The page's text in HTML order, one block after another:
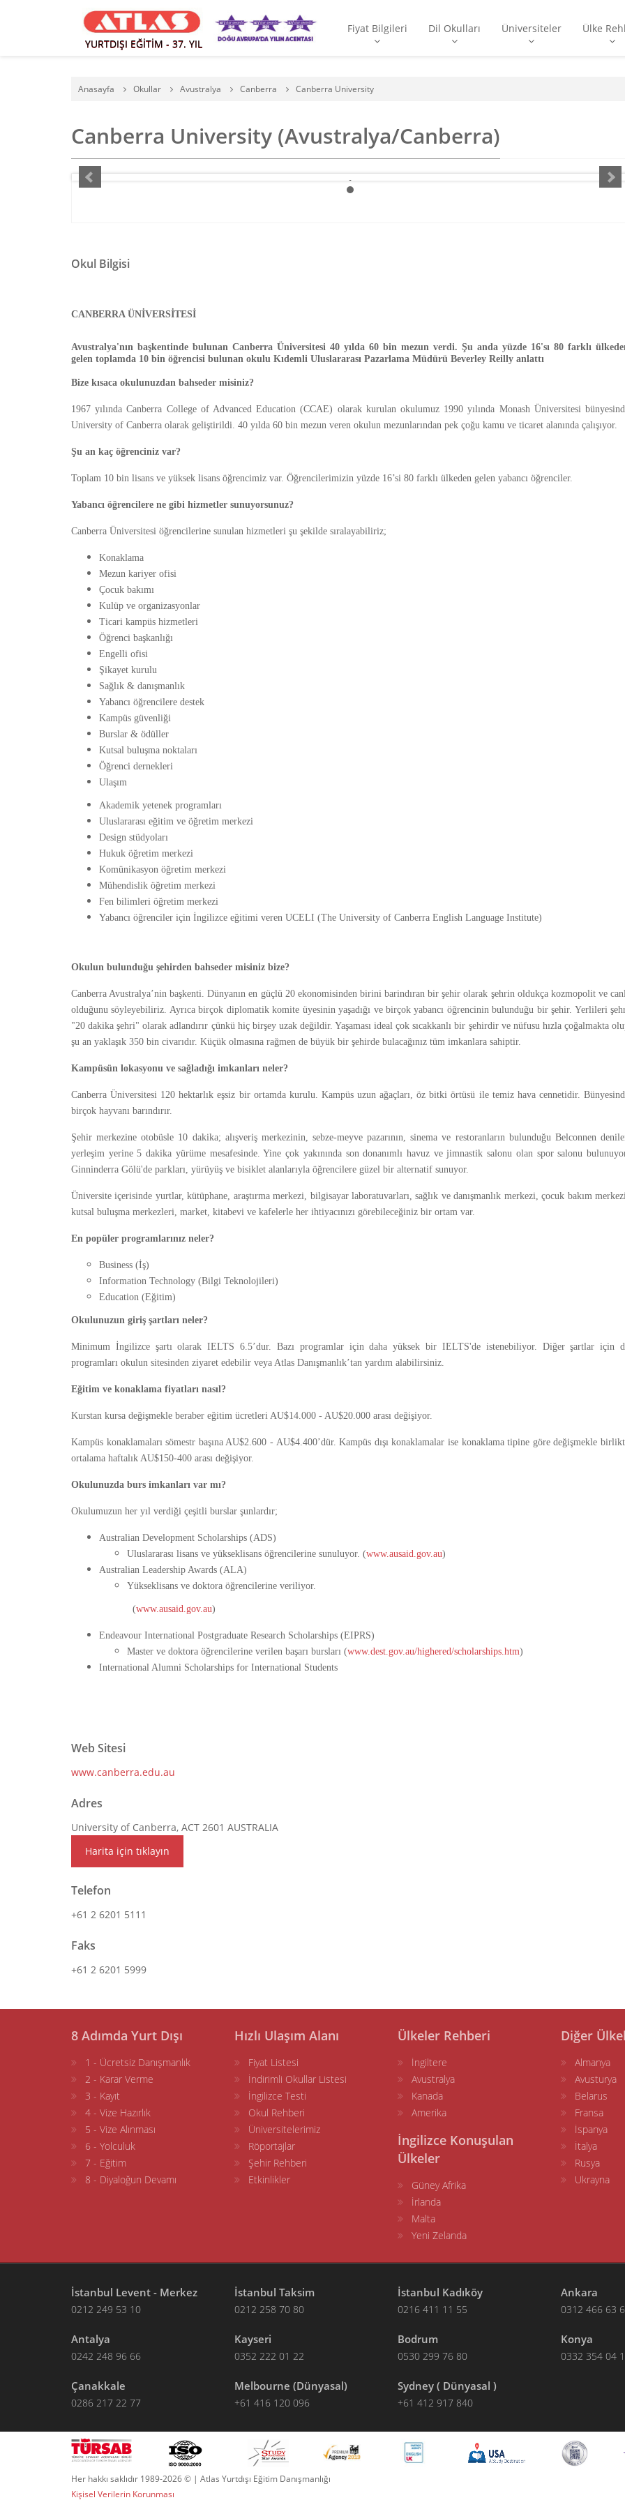
YURTDIŞI EĞİTİM - 37. YIL
Fiyat Bilgileri Dil Okulları Üniversiteler Ülke
Anasayfa Okullar Avustralya Canberra Canberra University
Canberra University (Avustralya/Canberra)
Okul Bilgisi
CANBERRA ÜNİVERSİTESİ
Avustralya'nın başkentinde bulunan Canberra Üniversitesi 40 yılda 60 bin mezun verdi. Şu anda yüzde 16'sı 80 farklı
gelen toplamda 10 bin öğrencisi bulunan okulu Kıdemli Uluslararası Pazarlama Müdürü Beverley Reilly anlattı
Bize kısaca okulunuzdan bahseder misiniz?
1967 yılında Canberra College of Advanced Education (CCAE) olarak kurulan okulumuz 1990 yılında Monash Üniversitesi
University of Canberra olarak geliştirildi. 40 yılda 60 bin mezun veren okulun mezunlarından pek çoğu kamu ve ticaret alanında çalışıyor.
Şu an kaç öğrenciniz var?
Toplam 10 bin lisans ve yüksek lisans öğrencimiz var. Öğrencilerimizin yüzde 16’si 80 farklı ülkeden gelen yabancı öğrenciler.
Yabancı öğrencilere ne gibi hizmetler sunuyorsunuz?
Canberra Üniversitesi öğrencilerine sunulan hizmetleri şu şekilde sıralayabiliriz;
Konaklama
Mezun kariyer ofisi
Çocuk bakımı
Kulüp ve organizasyonlar
Ticari kampüs hizmetleri
Öğrenci başkanlığı
Engelli ofisi
Şikayet kurulu
Sağlık & danışmanlık
Yabancı öğrencilere destek
Kampüs güvenliği
Burslar & ödüller
Kutsal buluşma noktaları
Öğrenci dernekleri
Ulaşım
Akademik yetenek programları
Uluslararası eğitim ve öğretim merkezi
Design stüdyoları
Hukuk öğretim merkezi
Komünikasyon öğretim merkezi
Mühendislik öğretim merkezi
Fen bilimleri öğretim merkezi
Yabancı öğrenciler için İngilizce eğitimi veren UCELI (The University of Canberra English Language Institute)
Okulun bulunduğu şehirden bahseder misiniz bize?
Canberra Avustralya’nin başkenti. Dünyanın en güçlü 20 ekonomisinden birini barindıran bir şehir olarak şehrin oldukça kozmopolit ve
olduğunu söyleyebiliriz. Ayrıca birçok diplomatik komite üyesinin yaşadığı ve birçok yabancı öğrencinin bulunduğu bir şehir. Yerlileri
"20 dakika şehri" olarak adlandırır çünkü hiç birşey uzak değildir. Yaşaması ideal çok sıcakkanlı bir şehirdir ve nüfusu hızla çoğalmakta
şu an yaklaşık 350 bin civarıdır. Küçük olmasına rağmen de büyük bir şehirde bulacağınız tüm imkanlara sahiptir.
Kampüsün lokasyonu ve sağladığı imkanları neler?
Canberra Üniversitesi 120 hektarlık eşsiz bir ortamda kurulu. Kampüs uzun ağaçları, öz bitki örtüsü ile temiz hava cennetidir.
birçok hayvanı barındırır.
Şehir merkezine otobüsle 10 dakika; alışveriş merkezinin, sebze-meyve pazarının, sinema ve restoranların bulunduğu Belconnen
yerleşim yerine 5 dakika yürüme mesafesinde. Yine çok yakınında son donanımlı havuz ve jimnastik salonu olan spor salonu
Ginninderra Gölü'de parkları, yürüyüş ve bisiklet alanlarıyla öğrencilere güzel bir alternatif sunuyor.
Üniversite içerisinde yurtlar, kütüphane, araştırma merkezi, bilgisayar laboratuvarları, sağlık ve danışmanlık merkezi, çocuk bakım
kutsal buluşma merkezleri, market, kitabevi ve kafelerle her ihtiyacınızı görebileceğiniz bir ortam var.
En popüler programlarınız neler?
Business (İş)
Information Technology (Bilgi Teknolojileri)
Education (Eğitim)
Okulunuzun giriş şartları neler?
Minimum İngilizce şartı olarak IELTS 6.5’dur. Bazı programlar için daha yüksek bir IELTS'de istenebiliyor. Diğer şartlar için
programları okulun sitesinden ziyaret edebilir veya Atlas Danışmanlık’tan yardım alabilirsiniz.
Eğitim ve konaklama fiyatları nasıl?
Kurstan kursa değişmekle beraber eğitim ücretleri AU$14.000 - AU$20.000 arası değişiyor.
Kampüs konaklamaları sömestr başına AU$2.600 - AU$4.400’dür. Kampüs dışı konaklamalar ise konaklama tipine göre değişmekle
ortalama haftalık AU$150-400 arası değişiyor.
Okulunuzda burs imkanları var mı?
Okulumuzun her yıl verdiği çeşitli burslar şunlardır;
Australian Development Scholarships (ADS)
Uluslararası lisans ve yükseklisans öğrencilerine sunuluyor. (www.ausaid.gov.au)
Australian Leadership Awards (ALA)
Yükseklisans ve doktora öğrencilerine veriliyor.
(www.ausaid.gov.au)
Endeavour International Postgraduate Research Scholarships (EIPRS)
Master ve doktora öğrencilerine verilen başarı bursları (www.dest.gov.au/highered/scholarships.htm)
International Alumni Scholarships for International Students
Web Sitesi
www.canberra.edu.au
Adres
University of Canberra, ACT 2601 AUSTRALIA
Harita için tıklayın
Telefon
+61 2 6201 5111
Faks
+61 2 6201 5999
8 Adımda Yurt Dışı
1 - Ücretsiz Danışmanlık
2 - Karar Verme
3 - Kayıt
4 - Vize Hazırlık
5 - Vize Alınması
6 - Yolculuk
7 - Eğitim
8 - Diyaloğun Devamı
Hızlı Ulaşım Alanı
Fiyat Listesi
İndirimli Okullar Listesi
İngilizce Testi
Okul Rehberi
Üniversitelerimiz
Röportajlar
Şehir Rehberi
Etkinlikler
Ülkeler Rehberi
İngiltere
Avustralya
Kanada
Amerika
İngilizce Konuşulan
Ülkeler
Güney Afrika
İrlanda
Malta
Yeni Zelanda
Diğer
Almanya
Avusturya
Belarus
Fransa
İspanya
İtalya
Rusya
Ukrayna
İstanbul Levent - Merkez
0212 249 53 10
İstanbul Taksim
0212 258 70 80
İstanbul Kadıköy
0216 411 11 55
Ankara
0312 466 63
Antalya
0242 248 96 66
Kayseri
0352 222 01 22
Bodrum
0530 299 76 80
Konya
0332 354 04
Çanakkale
0286 217 22 77
Melbourne (Dünyasal)
+61 416 120 096
Sydney ( Dünyasal )
+61 412 917 840
Her hakkı saklıdır 1989-2026 © | Atlas Yurtdışı Eğitim Danışmanlığı
Kişisel Verilerin Korunması